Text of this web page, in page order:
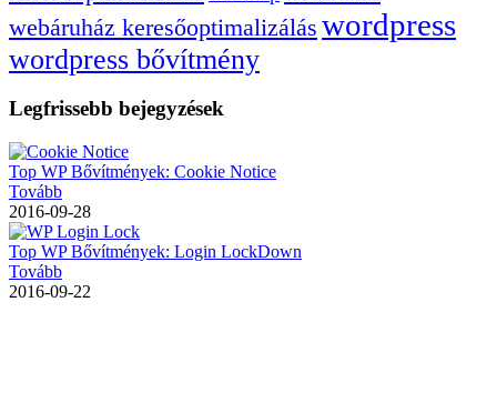
webáruház keresőoptimalizálás wordpress
wordpress bővítmény
Legfrissebb bejegyzések
Top WP Bővítmények: Cookie Notice
Tovább
2016-09-28
Top WP Bővítmények: Login LockDown
Tovább
2016-09-22